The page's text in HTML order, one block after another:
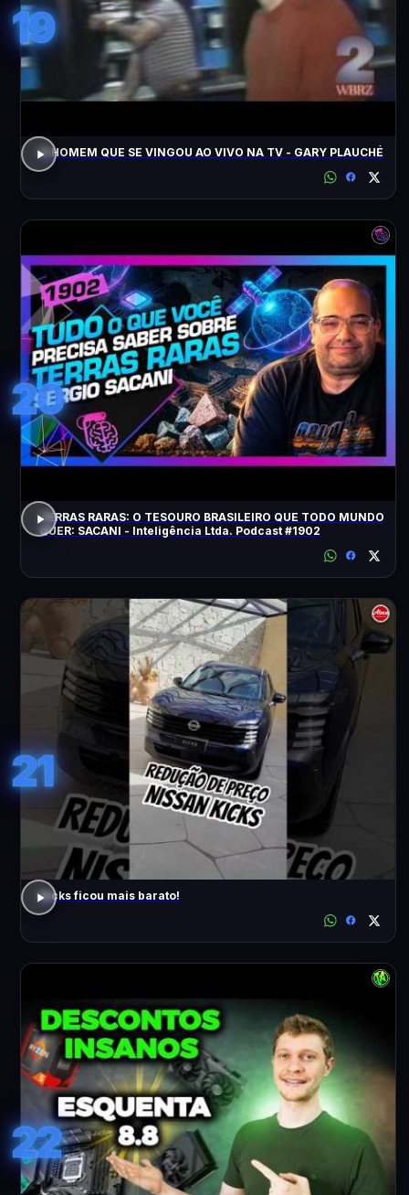
19
O HOMEM QUE SE VINGOU AO VIVO NA TV - GARY PLAUCHÉ
20
TERRAS RARAS: O TESOURO BRASILEIRO QUE TODO MUNDO
QUER: SACANI - Inteligência Ltda. Podcast #1902
21
Kicks ficou mais barato!
22